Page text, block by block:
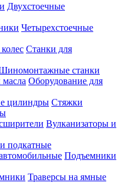
Двухстоечные
Четырехстоечные
Станки для
станки
Оборудование для
Стяжки
Вулканизаторы и
подкатные
Подъемники
Траверсы на ямные